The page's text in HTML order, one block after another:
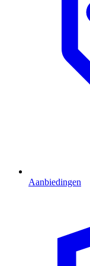
Aanbiedingen